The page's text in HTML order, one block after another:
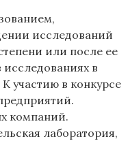
исследований
или после ее
исследованиях в
участию в конкурсе
компаний.
лаборатория,